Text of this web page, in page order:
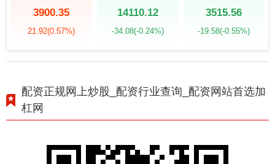
3900.35
21.92(0.57%)
14110.12
-34.08(-0.24%)
3515.56
-19.58(-0.55%)
配资正规网上炒股_配资行业查询_配资网站首选加
杠网